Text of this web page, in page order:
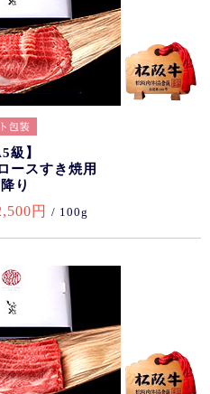
級】
ースすき焼用
り
円 / 100g